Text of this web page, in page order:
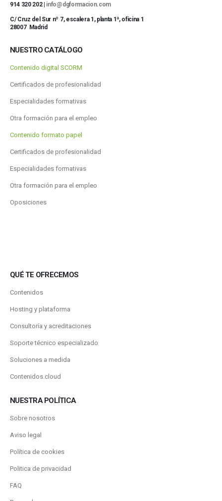
914 320 202 | info@dgformacion.com
C/ Cruz del Sur nº 7, escalera 1, planta 1ª, oficina 1
28007 Madrid
NUESTRO CATÁLOGO
Contenido digital SCORM
Certificados de profesionalidad
Especialidades formativas
Otra formación para el empleo
Contenido formato papel
Certificados de profesionalidad
Especialidades formativas
Otra formación para el empleo
Oposiciones
QUÉ TE OFRECEMOS
Contenidos
Hosting y plataforma
Consultoría y acreditaciones
Soporte técnico especializado
Soluciones a medida
Contenidos.cloud
NUESTRA POLÍTICA
Sobre nosotros
Aviso legal
Política de cookies
Politica de privacidad
FAQ